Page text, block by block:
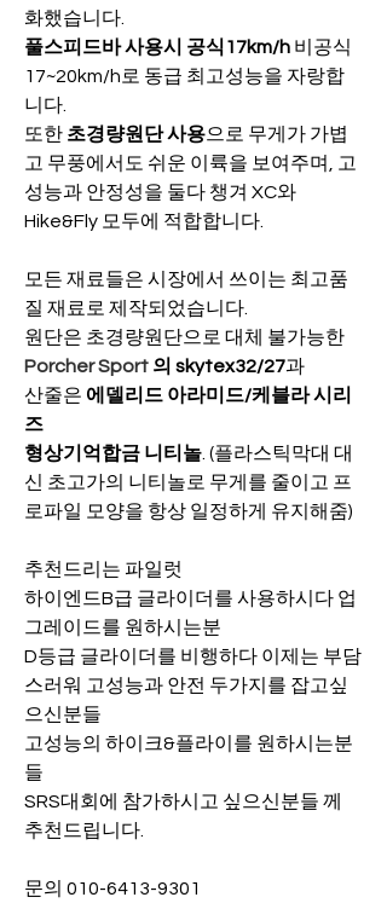
화했습니다.
풀스피드바 사용시 공식17km/h 비공식
17~20km/h로 동급 최고성능을 자랑합
니다.
또한 초경량원단 사용으로 무게가 가볍
고 무풍에서도 쉬운 이륙을 보여주며, 고
성능과 안정성을 둘다 챙겨 XC와
Hike&Fly 모두에 적합합니다.
모든 재료들은 시장에서 쓰이는 최고품
질 재료로 제작되었습니다.
원단은 초경량원단으로 대체 불가능한
Porcher Sport 의 skytex32/27과
산줄은 에델리드 아라미드/케블라 시리
즈
형상기억합금 니티놀 . (플라스틱막대 대
신 초고가의 니티놀로 무게를 줄이고 프
로파일 모양을 항상 일정하게 유지해줌)
추천드리는 파일럿
하이엔드B급 글라이더를 사용하시다 업
그레이드를 원하시는분
D등급 글라이더를 비행하다 이제는 부담
스러워 고성능과 안전 두가지를 잡고싶
으신분들
고성능의 하이크&플라이를 원하시는분
들
SRS대회에 참가하시고 싶으신분들 께
추천드립니다.
문의 010-6413-9301